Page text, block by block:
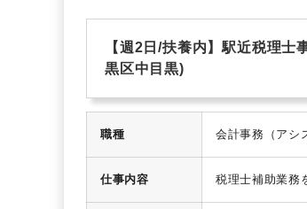
社内システム等のOJT 業務手順等のOJT
【週2日/扶養内】駅近税理
黒区中目黒)
職種
仕事内容 税理士補助業務